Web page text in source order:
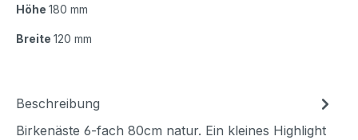
Höhe 180 mm
Breite 120 mm
Beschreibung
Birkenäste 6-fach 80cm natur. Ein kleines Highlight